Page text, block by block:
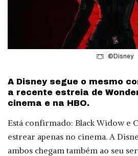
©Disney
A Disney segue o mesmo
a recente estreia de
cinema e na HBO.
Está confirmado: Black Widow e
estrear apenas no cinema. A
ambos chegam também ao seu